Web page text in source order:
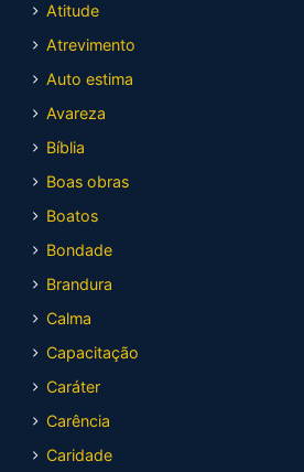
Atitude
Atrevimento
Auto estima
Avareza
Bíblia
Boas obras
Boatos
Bondade
Brandura
Calma
Capacitação
Caráter
Carência
Caridade